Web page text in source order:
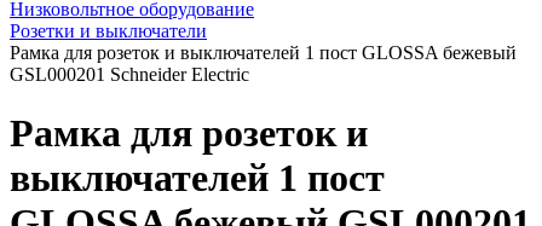
Низковольтное оборудование
Розетки и выключатели
Рамка для розеток и выключателей 1 пост GLOSSA бежевый
GSL000201 Schneider Electric
Рамка для розеток и
выключателей 1 пост